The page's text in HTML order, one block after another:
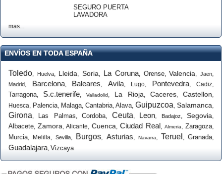
SEGURO PUERTA
LAVADORA
mas...
ENVÍOS EN TODA ESPAÑA
Toledo, Huelva, Lleida, Soria, La Coruna, Orense,Valencia, Jaen,
Madrid, Barcelona, Baleares, Avila, Lugo, Pontevedra, Cadiz,
Tarragona, S.c.tenerife, Valladolid, La Rioja, Caceres, Castellon,
Huesca, Palencia, Malaga, Cantabria,Alava,Guipuzcoa,Salamanca,
Girona, Las Palmas,Cordoba, Ceuta, Leon, Badajoz,Segovia,
Albacete, Zamora, Alicante, Cuenca, Ciudad Real, Almeria, Zaragoza,
Murcia, Melilla,Sevilla, Burgos, Asturias, Navarra, Teruel ,Granada,
Guadalajara, Vizcaya